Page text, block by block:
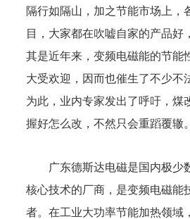
隔行如隔山，加之节能市场上，
目，大家都在吹嘘自家的产品好
其是近年来，变频电磁能的节能
大受欢迎，因而也催生了不少不
为此，业内专家发出了呼吁，煤
握好怎么改，不然只会重蹈覆辙。
广东德斯达电磁是国内极少
核心技术的厂商，是变频电磁能
者。在工业大功率节能加热领域